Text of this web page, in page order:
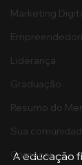
Marketing
Liderança
Graduação
Resumo do
Sua
Começar
A educação